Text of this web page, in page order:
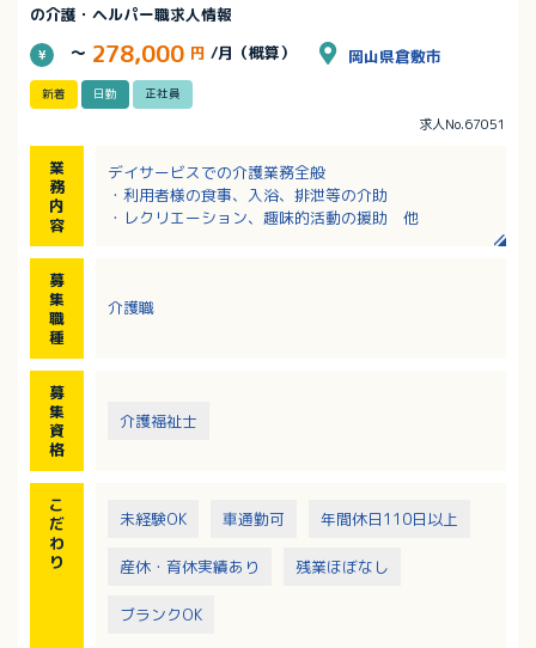
の介護・ヘルパー職求人情報
～ 278,000 円 /月（概算） 岡山県倉敷市
新着 日勤 正社員
求人No.67051
業
務
内
容
デイサービスでの介護業務全般
・利用者様の食事、入浴、排泄等の介助
・レクリエーション、趣味的活動の援助 他
募
集
職
種
介護職
募
集
資
格
介護福祉士
こ
だ
わ
り
未経験OK 車通勤可 年間休日110日以上
産休・育休実績あり 残業ほぼなし
ブランクOK